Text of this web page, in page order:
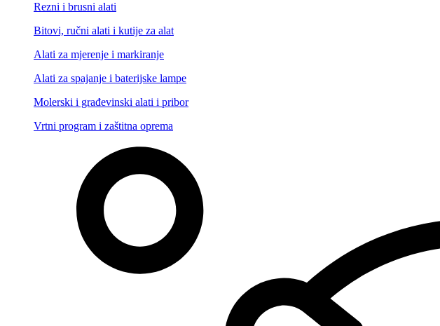
Rezni i brusni alati
Bitovi, ručni alati i kutije za alat
Alati za mjerenje i markiranje
Alati za spajanje i baterijske lampe
Molerski i građevinski alati i pribor
Vrtni program i zaštitna oprema